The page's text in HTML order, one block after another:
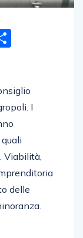
I
Viabilità,
delle